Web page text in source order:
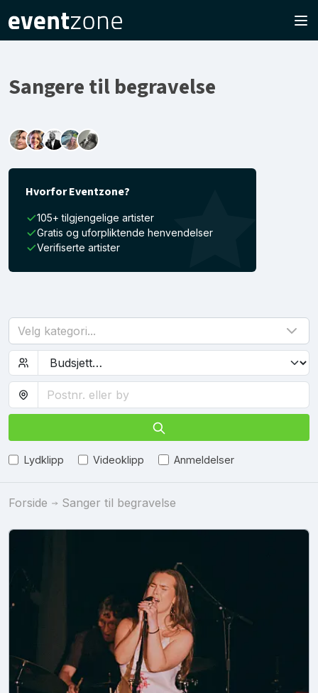
Sangere til begravelse
Hvorfor Eventzone?
105+ tilgjengelige artister
Gratis og uforpliktende henvendelser
Verifiserte artister
Velg kategori...
Lydklipp Videoklipp Anmeldelser
Forside Sanger til begravelse